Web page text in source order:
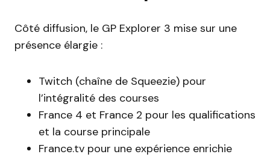
Côté diffusion, le GP Explorer 3 mise sur une
présence élargie :
Twitch (chaîne de Squeezie) pour
l’intégralité des courses
France 4 et France 2 pour les qualifications
et la course principale
France.tv pour une expérience enrichie